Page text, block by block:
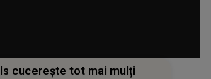
cucerește tot mai mulți